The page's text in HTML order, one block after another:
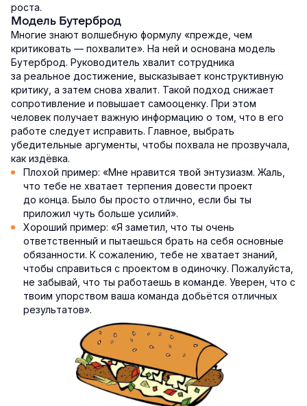
роста.
Модель Бутерброд
Многие знают волшебную формулу «прежде, чем
критиковать — похвалите». На ней и основана модель
Бутерброд. Руководитель хвалит сотрудника
за реальное достижение, высказывает конструктивную
критику, а затем снова хвалит. Такой подход снижает
сопротивление и повышает самооценку. При этом
человек получает важную информацию о том, что в его
работе следует исправить. Главное, выбрать
убедительные аргументы, чтобы похвала не прозвучала,
как издёвка.
Плохой пример: «Мне нравится твой энтузиазм. Жаль,
что тебе не хватает терпения довести проект
до конца. Было бы просто отлично, если бы ты
приложил чуть больше усилий».
Хороший пример: «Я заметил, что ты очень
ответственный и пытаешься брать на себя основные
обязанности. К сожалению, тебе не хватает знаний,
чтобы справиться с проектом в одиночку. Пожалуйста,
не забывай, что ты работаешь в команде. Уверен, что с
твоим упорством ваша команда добьётся отличных
результатов».